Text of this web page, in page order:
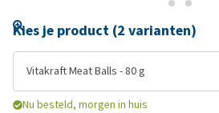
Kies je product (2 varianten)
Vitakraft Meat Balls - 80 g
Nu besteld, morgen in huis